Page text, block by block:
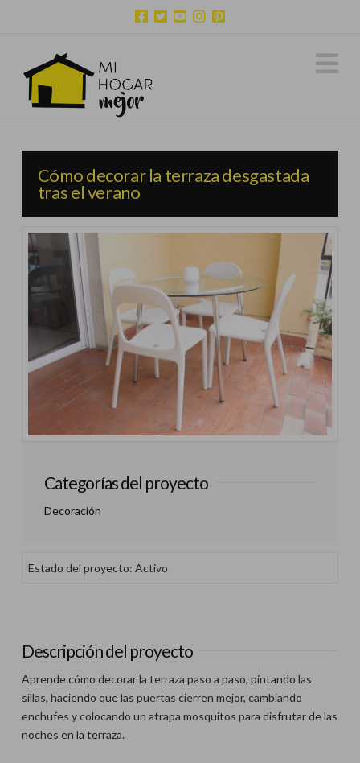
Cómo decorar la terraza desgastada
tras el verano
Categorías del proyecto
Decoración
Estado del proyecto: Activo
Descripción del proyecto
Aprende cómo decorar la terraza paso a paso, pintando las
sillas, haciendo que las puertas cierren mejor, cambiando
enchufes y colocando un atrapa mosquitos para disfrutar de las
noches en la terraza.